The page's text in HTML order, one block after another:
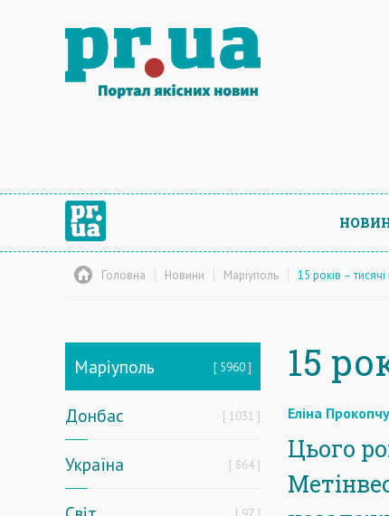
Головна Новини Маріуполь 15 років – тисячі
Маріуполь 5960
Донбас 1031
Україна 864
15
Еліна
Цього